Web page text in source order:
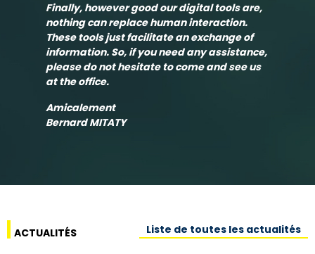
Finally, however good our digital tools are,
nothing can replace human interaction.
These tools just facilitate an exchange of
information. So, if you need any assistance,
please do not hesitate to come and see us
at the office.
Amicalement
Bernard MITATY
ACTUALITÉS Liste de toutes les actualités